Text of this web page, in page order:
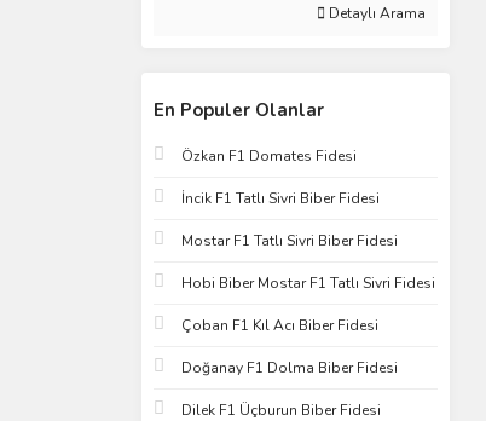
Detaylı Arama
En Populer Olanlar
Özkan F1 Domates Fidesi
İncik F1 Tatlı Sivri Biber Fidesi
Mostar F1 Tatlı Sivri Biber Fidesi
Hobi Biber Mostar F1 Tatlı Sivri Fidesi
Çoban F1 Kıl Acı Biber Fidesi
Doğanay F1 Dolma Biber Fidesi
Dilek F1 Üçburun Biber Fidesi